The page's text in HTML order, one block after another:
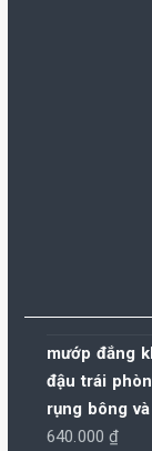
mướp đắng
đậu trái
rụng bông
640.000₫